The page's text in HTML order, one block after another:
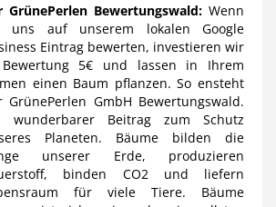
GrünePerlen Bewertungswald: Wenn
uns auf unserem lokalen Google
Eintrag bewerten, investieren wir
5€ und lassen in Ihrem
einen Baum pflanzen. So ensteht
GrünePerlen GmbH Bewertungswald.
wunderbarer Beitrag zum Schutz
Planeten. Bäume bilden die
unserer Erde, produzieren
binden CO2 und liefern
für viele Tiere. Bäume